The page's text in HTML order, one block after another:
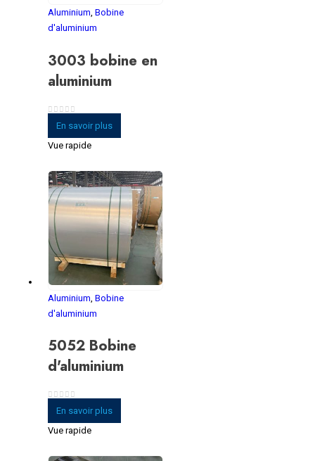
Aluminium, Bobine
d'aluminium
3003 bobine en
aluminium
En savoir plus
Vue rapide
Aluminium Bobine
d'aluminium
5052 Bobine
d'aluminium
sur 5
En savoir plus
Vue rapide